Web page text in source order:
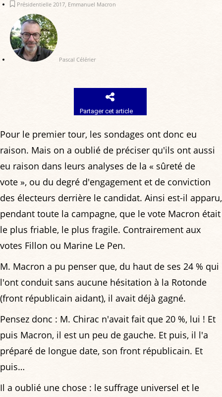
Présidentielle 2017, Emmanuel Macron
Pascal Célérier
Partager cet article
Pour le premier tour, les sondages ont donc eu
raison. Mais on a oublié de préciser qu'ils ont aussi
eu raison dans leurs analyses de la « sûreté de
vote », ou du degré d'engagement et de conviction
des électeurs derrière le candidat. Ainsi est-il apparu,
pendant toute la campagne, que le vote Macron était
le plus friable, le plus fragile. Contrairement aux
votes Fillon ou Marine Le Pen.
M. Macron a pu penser que, du haut de ses 24 % qui
l'ont conduit sans aucune hésitation à la Rotonde
(front républicain aidant), il avait déjà gagné.
Pensez donc : M. Chirac n'avait fait que 20 %, lui ! Et
puis Macron, il est un peu de gauche. Et puis, il l'a
préparé de longue date, son front républicain. Et
puis…
Il a oublié une chose : le suffrage universel et le